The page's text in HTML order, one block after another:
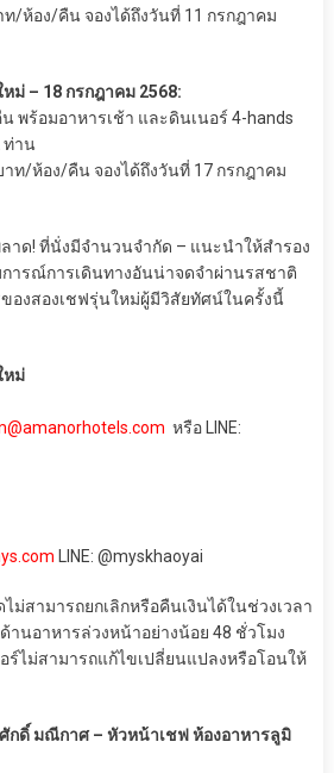
ท/ห้อง/คืน จองได้ถึงวันที่ 11 กรกฎาคม
หม่ – 18 กรกฎาคม 2568:
น พร้อมอาหารเช้า และดินเนอร์ 4-hands
ท่าน
าท/ห้อง/คืน จองได้ถึงวันที่ 17 กรกฎาคม
าด! ที่นั่งมีจำนวนจำกัด – แนะนำให้สำรอง
ารณ์การเดินทางอันน่าจดจำผ่านรสชาติ
องสองเชฟรุ่นใหม่ผู้มีวิสัยทัศน์ในครั้งนี้
หม่
หรือ LINE:
LINE: @myskhaoyai
ม่สามารถยกเลิกหรือคืนเงินได้ในช่วงเวลา
นอาหารล่วงหน้าอย่างน้อย 48 ชั่วโมง
ร์ไม่สามารถแก้ไขเปลี่ยนแปลงหรือโอนให้
ศักดิ์ มณีกาศ – หัวหน้าเชฟ ห้องอาหารลูมิ